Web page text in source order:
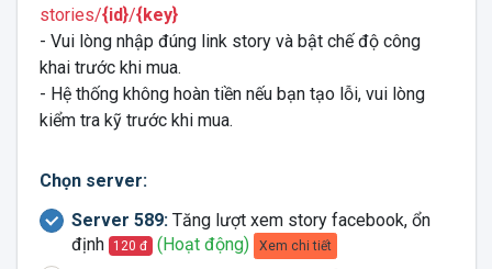
stories/{id}/{key}
- Vui lòng nhập đúng link story và bật chế độ công
khai trước khi mua.
- Hệ thống không hoàn tiền nếu bạn tạo lỗi, vui lòng
kiểm tra kỹ trước khi mua.
Chọn server:
Server 589:Tăng lượt xem story facebook, ổn
định
120 đ (Hoạt động) Xem chi tiết